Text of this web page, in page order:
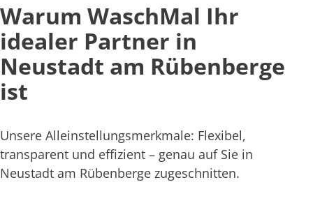
Warum WaschMal Ihr
idealer Partner in
Neustadt am Rübenberge
ist
Unsere Alleinstellungsmerkmale: Flexibel,
transparent und effizient – genau auf Sie in
Neustadt am Rübenberge zugeschnitten.